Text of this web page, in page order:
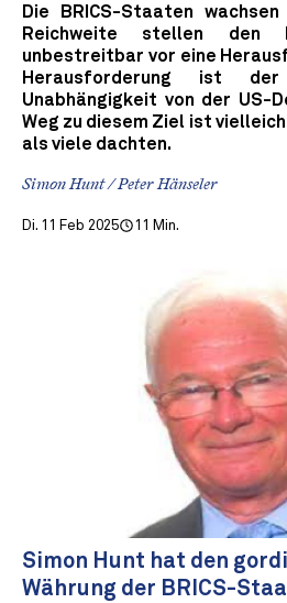
Die BRICS-Staaten
Reichweite stellen den
unbestreitbar vor eine
Herausforderung ist
Unabhängigkeit von der US-
Weg zu diesem Ziel ist
als viele dachten.
Simon Hunt / Peter Hänseler
Di. 11 Feb 2025 11 Min.
Simon Hunt hat den
Währung der BRICS-